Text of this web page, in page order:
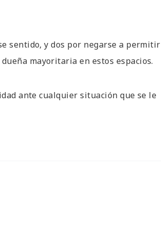
sentido, y dos por negarse a permitir
mayoritaria en estos espacios.
ante cualquier situación que se le